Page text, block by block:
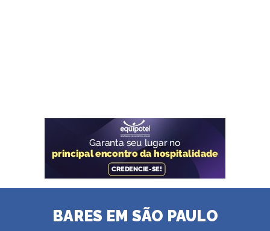
BARES EM SÃO PAULO